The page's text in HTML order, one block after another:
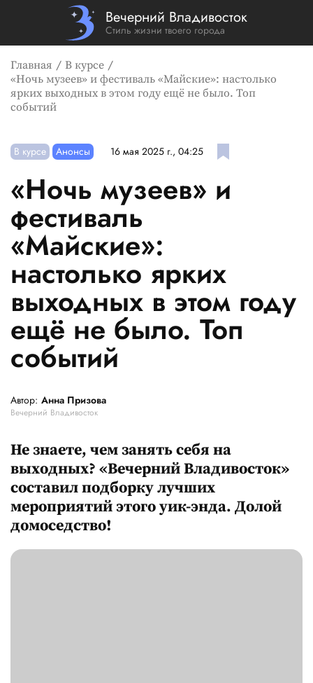
Вечерний Владивосток
Стиль жизни твоего города
Главная
В курсе
«Ночь музеев» и фестиваль «Майские»: настолько
ярких выходных в этом году ещё не было. Топ
событий
В курсе Анонсы 16 мая 2025 г., 04:25
«Ночь музеев» и
фестиваль
«Майские»:
настолько ярких
выходных в этом году
ещё не было. Топ
событий
Автор: Анна Призова
Вечерний Владивосток
Не знаете, чем занять себя на
выходных? «Вечерний Владивосток»
составил подборку лучших
мероприятий этого уик-энда. Долой
домоседство!